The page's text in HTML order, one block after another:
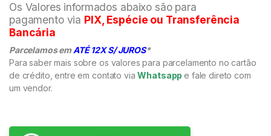
Os Valores informados abaixo são para
pagamento via PIX, Espécie ou Transferência
Bancária
Parcelamos emATÉ 12X S/ JUROS*
Para saber mais sobre os valores para parcelamento no cartão
de crédito, entre em contato viaWhatsapp e fale direto com
um vendor.